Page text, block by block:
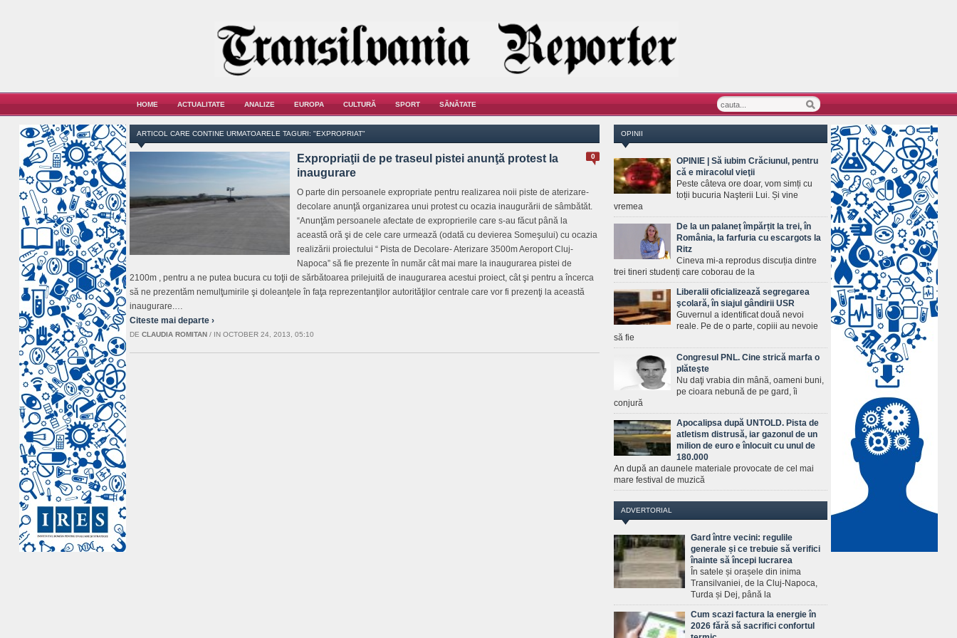
HOME ACTUALITATE ANALIZE EUROPA CULTURĂ SPORT SĂNĂTATE
ARTICOL CARE CONTINE URMATOARELE TAGURI: "EXPROPRIAT"
0
Expropriaţii de pe traseul pistei anunţă protest la
inaugurare
O parte din persoanele expropriate pentru realizarea noii piste de aterizare-
decolare anunţă organizarea unui protest cu ocazia inaugurării de sâmbătăt.
“Anunţăm persoanele afectate de exproprierile care s-au făcut până la
această oră şi de cele care urmează (odată cu devierea Someşului) cu ocazia
realizării proiectului “ Pista de Decolare- Aterizare 3500m Aeroport Cluj-
Napoca” să fie prezente în număr cât mai mare la inaugurarea pistei de
2100m , pentru a ne putea bucura cu toţii de sărbătoarea prilejuită de inaugurarea acestui proiect, cât şi pentru a încerca
să ne prezentăm nemulţumirile şi doleanţele în faţa reprezentanţilor autorităţilor centrale care vor fi prezenţi la această
inaugurare.…
Citeste mai departe ›
DE CLAUDIA ROMITAN / IN OCTOBER 24, 2013, 05:10
OPINII
OPINIE | Să iubim Crăciunul, pentru
că e miracolul vieţii
Peste câteva ore doar, vom simți cu
toții bucuria Naşterii Lui. Și vine
vremea
De la un palaneț împărțit la trei, în
România, la farfuria cu escargots la
Ritz
Cineva mi-a reprodus discuția dintre
trei tineri studenți care coborau de la
Liberalii oficializează segregarea
şcolară, în siajul gândirii USR
Guvernul a identificat două nevoi
reale. Pe de o parte, copiii au nevoie
să fie
Congresul PNL. Cine strică marfa o
plăteşte
Nu daţi vrabia din mână, oameni buni,
pe cioara nebună de pe gard, îi
conjură
Apocalipsa după UNTOLD. Pista de
atletism distrusă, iar gazonul de un
milion de euro e înlocuit cu unul de
180.000
An după an daunele materiale provocate de cel mai
mare festival de muzică
ADVERTORIAL
Gard între vecini: regulile
generale și ce trebuie să verifici
înainte să începi lucrarea
În satele și orașele din inima
Transilvaniei, de la Cluj-Napoca,
Turda și Dej, până la
Cum scazi factura la energie în
2026 fără să sacrifici confortul